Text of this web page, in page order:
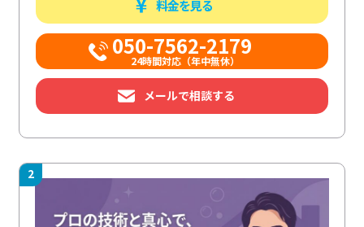
料金を見る
050-7562-2179
24時間対応（年中無休）
メールで相談する
2